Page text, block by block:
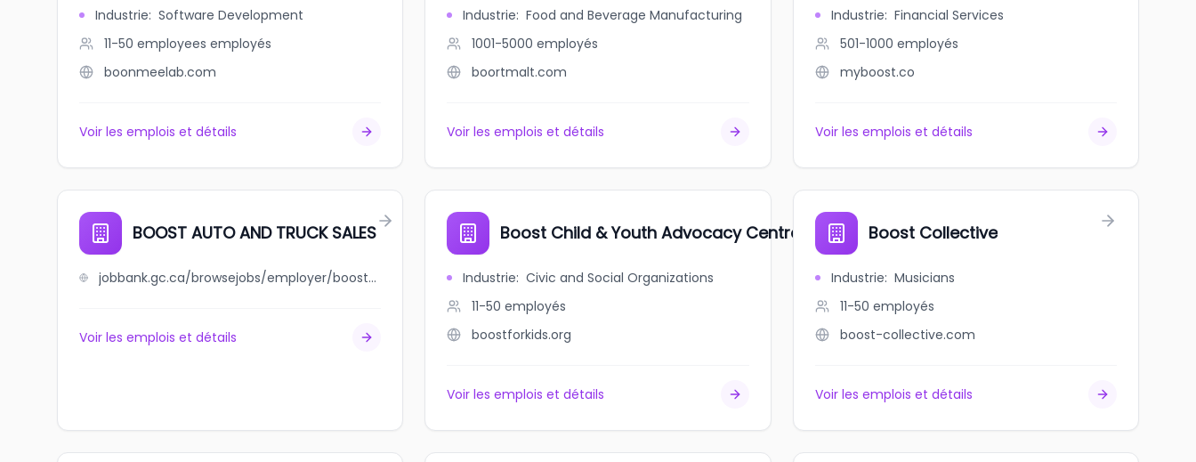
Industrie: Software Development
11-50 employees employés
boonmeelab.com
Voir les emplois et détails
Industrie: Food and Beverage Manufacturing
1001-5000 employés
boortmalt.com
Voir les emplois et détails
Industrie: Financial Services
501-1000 employés
myboost.co
Voir les emplois et détails
BOOST AUTO AND TRUCK SALES
jobbank.gc.ca/browsejobs/employer/boost+auto+and+truck+sales/ca
Voir les emplois et détails
Boost Child & Youth Advocacy Centre
Industrie: Civic and Social Organizations
11-50 employés
boostforkids.org
Voir les emplois et détails
Boost Collective
Industrie: Musicians
11-50 employés
boost-collective.com
Voir les emplois et détails